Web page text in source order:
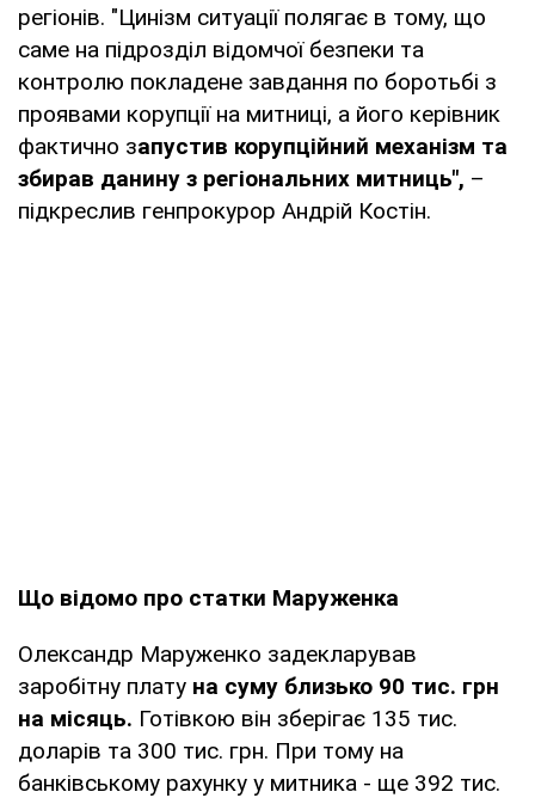
регіонів. "Цинізм ситуації полягає в тому, що
саме на підрозділ відомчої безпеки та
контролю покладене завдання по боротьбі з
проявами корупції на митниці, а його керівник
фактично запустив корупційний механізм та
збирав данину з регіональних митниць", –
підкреслив генпрокурор Андрій Костін.
Що відомо про статки Маруженка
Олександр Маруженко задекларував
заробітну плату на суму близько 90 тис. грн
на місяць. Готівкою він зберігає 135 тис.
доларів та 300 тис. грн. При тому на
банківському рахунку у митника - ще 392 тис.